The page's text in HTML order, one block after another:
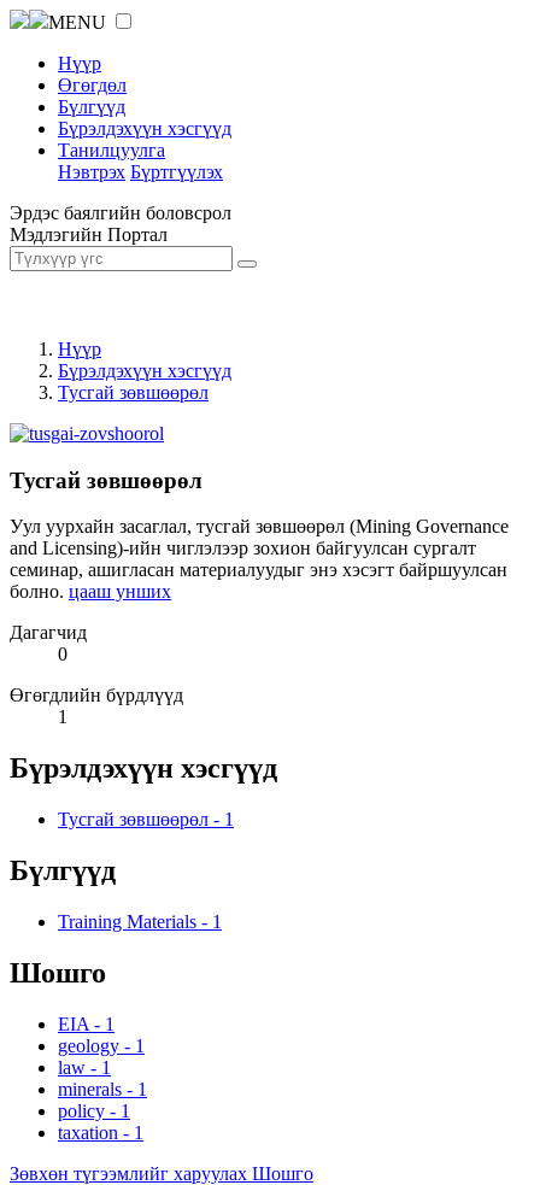
MENU
Нүүр
Өгөгдөл
Бүлгүүд
Бүрэлдэхүүн хэсгүүд
Танилцуулга
Нэвтрэх Бүртгүүлэх
Эрдэс баялгийн боловсрол
Мэдлэгийн Портал
Нүүр
Бүрэлдэхүүн хэсгүүд
Тусгай зөвшөөрөл
Тусгай зөвшөөрөл
Уул уурхайн засаглал, тусгай зөвшөөрөл (Mining Governance
and Licensing)-ийн чиглэлээр зохион байгуулсан сургалт
семинар, ашигласан материалуудыг энэ хэсэгт байршуулсан
болно. цааш унших
Дагагчид
0
Өгөгдлийн бүрдлүүд
1
Бүрэлдэхүүн хэсгүүд
Тусгай зөвшөөрөл - 1
Бүлгүүд
Training Materials - 1
Шошго
EIA - 1
geology - 1
law - 1
minerals - 1
policy - 1
taxation - 1
Зөвхөн түгээмлийг харуулах Шошго